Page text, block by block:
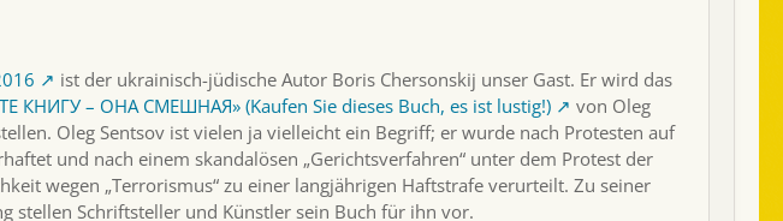
ist der ukrainisch-jüdische Autor Boris Chersonskij unser Gast. Er wird das
КНИГУ – ОНА СМЕШНАЯ» (Kaufen Sie dieses Buch, es ist lustig!)
von Oleg
Oleg Sentsov ist vielen ja vielleicht ein Begriff; er wurde nach Protesten auf
und nach einem skandalösen „Gerichtsverfahren“ unter dem Protest der
wegen „Terrorismus“ zu einer langjährigen Haftstrafe verurteilt. Zu seiner
stellen Schriftsteller und Künstler sein Buch für ihn vor.